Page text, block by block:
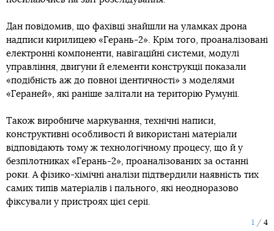
Дан повідомив, що фахівці знайшли на уламках дрона
надписи кирилицею «Герань-2». Крім того, проаналізовані
електронні компоненти, навігаційні системи, модулі
управління, двигуни й елементи конструкції показали
«подібність аж до повної ідентичності» з моделями
«Гераней», які раніше залітали на територію Румунії.
Також виробниче маркування, технічні написи,
конструктивні особливості й використані матеріали
відповідають тому ж технологічному процесу, що й у
безпілотниках «Герань-2», проаналізованих за останні
роки. А фізико-хімічні аналізи підтвердили наявність тих
самих типів матеріалів і пального, які неодноразово
фіксували у пристроях цієї серії.
1 4